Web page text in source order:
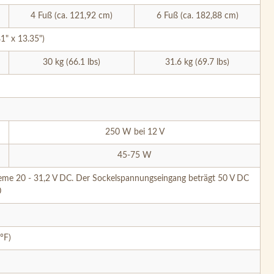
4 Fuß (ca. 121,92 cm) 6 Fuß (ca. 182,88 cm)
x 13.35")
30 kg (66.1 lbs) 31.6 kg (69.7 lbs)
250 W bei 12 V
45-75 W
20 - 31,2 V DC. Der Sockelspannungseingang beträgt 50 V DC